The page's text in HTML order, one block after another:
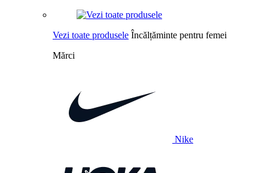
Vezi toate produsele Încălțăminte pentru femei
Mărci
Nike